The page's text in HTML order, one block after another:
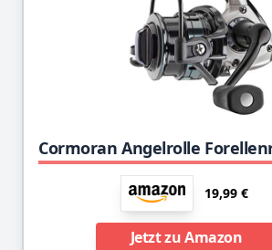
19,99 €
Jetzt zu Amazon